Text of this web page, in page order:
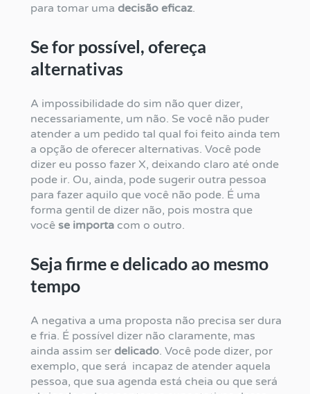
para tomar uma decisão eficaz.
Se for possível, ofereça
alternativas
A impossibilidade do sim não quer dizer,
necessariamente, um não. Se você não puder
atender a um pedido tal qual foi feito ainda tem
a opção de oferecer alternativas. Você pode
dizer eu posso fazer X, deixando claro até onde
pode ir. Ou, ainda, pode sugerir outra pessoa
para fazer aquilo que você não pode. É uma
forma gentil de dizer não, pois mostra que
vocêse importa com o outro.
Seja firme e delicado ao mesmo
tempo
A negativa a uma proposta não precisa ser dura
e fria. É possível dizer não claramente, mas
ainda assim ser delicado. Você pode dizer, por
exemplo, que será incapaz de atender aquela
pessoa, que sua agenda está cheia ou que será